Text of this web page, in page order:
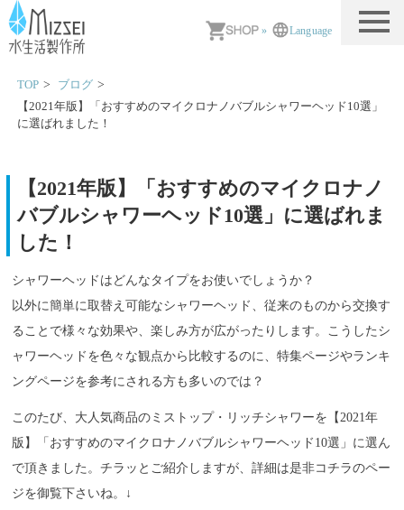
» Language
TOP
ブログ
【2021年版】「おすすめのマイクロナノバブルシャワーヘッド10選」
に選ばれました！
【2021年版】「おすすめのマイクロナノ
バブルシャワーヘッド10選」に選ばれま
した！
シャワーヘッドはどんなタイプをお使いでしょうか？
以外に簡単に取替え可能なシャワーヘッド、従来のものから交換す
ることで様々な効果や、楽しみ方が広がったりします。こうしたシ
ャワーヘッドを色々な観点から比較するのに、特集ページやランキ
ングページを参考にされる方も多いのでは？
このたび、大人気商品のミストップ・リッチシャワーを【2021年
版】「おすすめのマイクロナノバブルシャワーヘッド10選」に選ん
で頂きました。チラッとご紹介しますが、詳細は是非コチラのペー
ジを御覧下さいね。↓